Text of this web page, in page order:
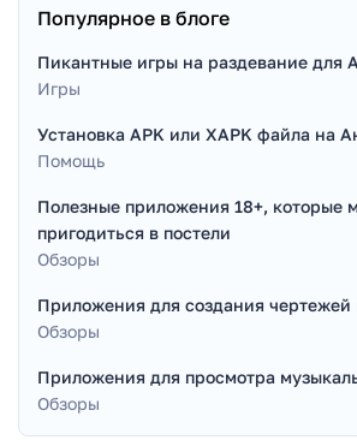
Популярное в блоге
Пикантные игры на раздевание для
Игры
Установка APK или XAPK файла на
Помощь
Полезные приложения 18+, которые
пригодиться в постели
Обзоры
Приложения для создания
Обзоры
Приложения для просмотра
Обзоры